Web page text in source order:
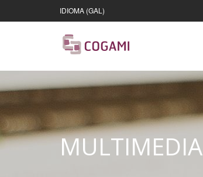
IDIOMA (GAL)
MULTIMEDIA